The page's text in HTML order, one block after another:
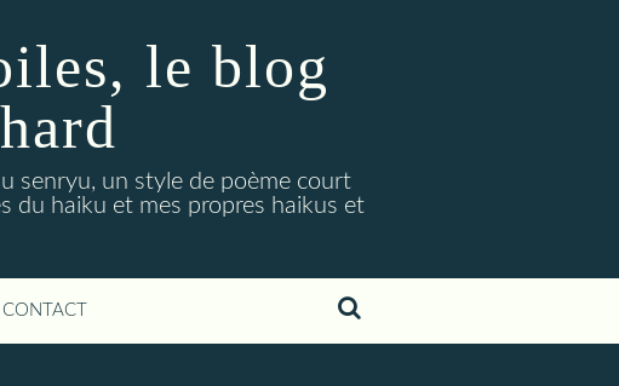
le blog
senryu, un style de poème court
du haiku et mes propres haikus et
CONTACT